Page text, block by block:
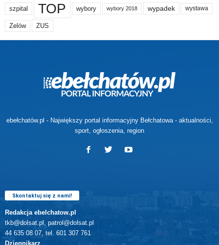
szpital TOP wybory wybory 2018 wypadek wystawa
Zelów ZUS
ebełchatów.pl - Największy portal informacyjny Bełchatowa - aktualności,
sport, ogłoszenia, region
Skontaktuj się z nami!
Redakcja ebelchatow.pl
tkb@dolsat.pl, patrol@dolsat.pl
44 635 08 07, tel. 601 307 761
Dziennikarz